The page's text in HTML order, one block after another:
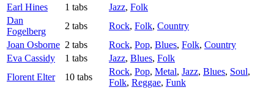
Earl Hines
1 tabs Jazz, Folk
Dan
Fogelberg
2 tabs Rock, Folk, Country
Joan Osborne 2 tabs Rock, Pop, Blues, Folk, Country
Eva Cassidy
1 tabs Jazz, Blues, Folk
Florent Elter
10 tabs
Rock, Pop, Metal, Jazz, Blues, Soul,
Folk, Reggae, Funk